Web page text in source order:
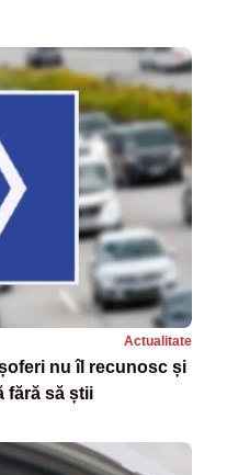
Actualitate
nu îl recunosc și
fără să știi